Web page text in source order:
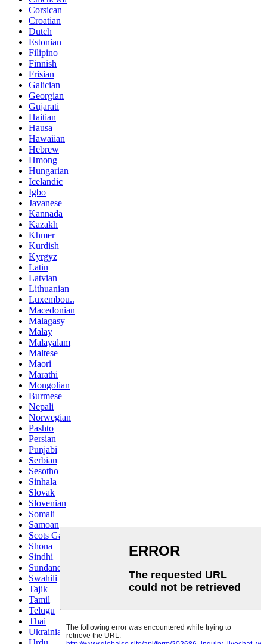
Corsican
Croatian
Dutch
Estonian
Filipino
Finnish
Frisian
Galician
Georgian
Gujarati
Haitian
Hausa
Hawaiian
Hebrew
Hmong
Hungarian
Icelandic
Igbo
Javanese
Kannada
Kazakh
Khmer
Kurdish
Kyrgyz
Latin
Latvian
Lithuanian
Luxembou..
Macedonian
Malagasy
Malay
Malayalam
Maltese
Maori
Marathi
Mongolian
Burmese
Nepali
Norwegian
Pashto
Persian
Punjabi
Serbian
Sesotho
Sinhala
Slovak
Slovenian
Somali
Samoan
Scots Gaelic
Shona
Sindhi
Sundanese
Swahili
Tajik
Tamil
Telugu
Thai
Ukrainian